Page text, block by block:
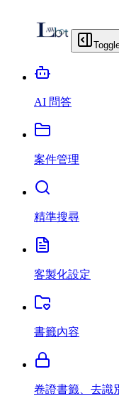
AI 問答
案件管理
精準搜尋
客製化設定
書籤內容
卷證書籤、去識